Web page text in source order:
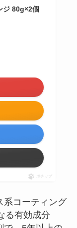
ジ 80g×2個
ポチップ
系コーティング
る有効成分